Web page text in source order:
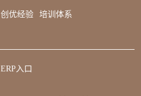
创优经验 培训体系
ERP入口